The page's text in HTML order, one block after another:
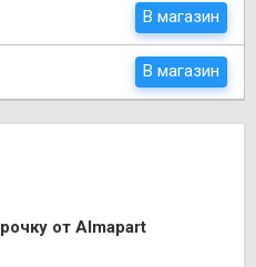
В магазин
В магазин
от Almapart